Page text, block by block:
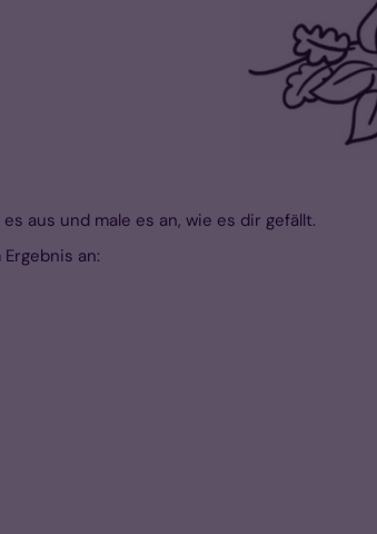
aus und male es an, wie es dir gefällt.
an: